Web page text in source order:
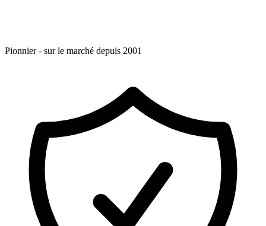
Pionnier - sur le marché depuis 2001